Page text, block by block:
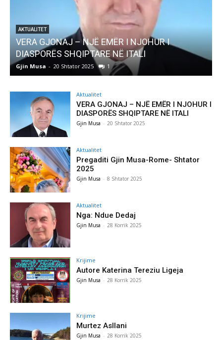
EMËR I NJOHUR I
NË ITALI
1
AKTUALITET
Pregaditi Gjin Musa-
Gjin Musa
Aktualitet
VERA GJONAJ – NJË EMËR I NJOHUR I
DIASPORËS SHQIPTARE NË ITALI
Gjin Musa - 20 Shtator 2025
Aktualitet
Pregaditi Gjin Musa-Rome- Shtator
2025
Gjin Musa - 8 Shtator 2025
Aktualitet
Nga: Ndue Dedaj
Gjin Musa - 28 Korrik 2025
Krijime
Autore Katerina Tereziu Ligeja
Gjin Musa - 28 Korrik 2025
Krijime
Murtez Asllani
Gjin Musa - 28 Korrik 2025